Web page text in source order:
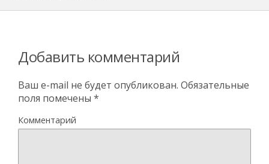
Добавить комментарий
Ваш e-mail не будет опубликован. Обязательные
поля помечены *
Комментарий